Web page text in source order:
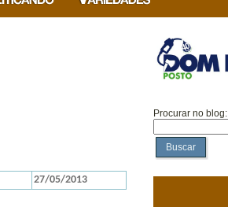
27/05/2013
Procurar no blog:
Buscar